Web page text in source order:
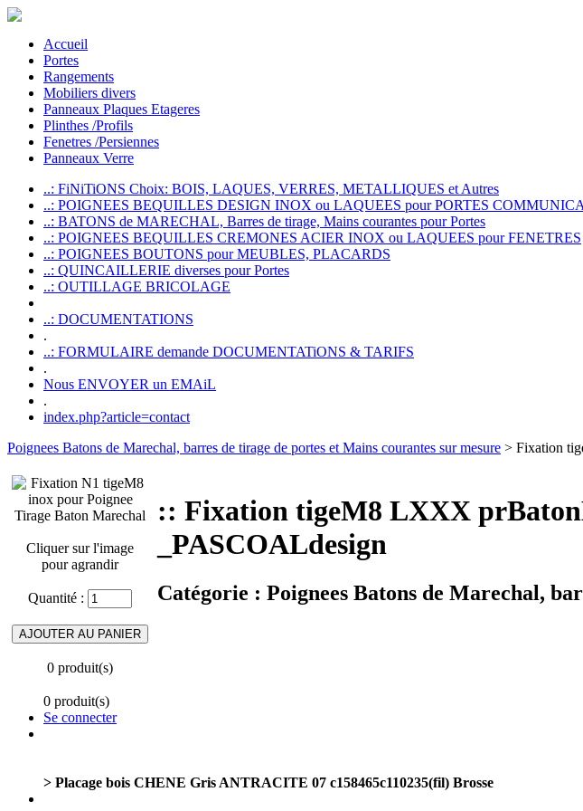
Accueil
Portes
Rangements
Mobiliers divers
Panneaux Plaques Etageres
Plinthes /Profils
Fenetres /Persiennes
Panneaux Verre
..: FiNiTiONS Choix: BOIS, LAQUES, VERRES, METALLIQUES et Autres
..: POIGNEES BEQUILLES DESIGN INOX ou LAQUEES pour PORTES
..: BATONS de MARECHAL, Barres de tirage, Mains courantes pour Portes
..: POIGNEES BEQUILLES CREMONES ACIER INOX ou LAQUEES pour FENETRES
..: POIGNEES BOUTONS pour MEUBLES, PLACARDS
..: QUINCAILLERIE diverses pour Portes
..: OUTILLAGE BRICOLAGE
..: DOCUMENTATIONS
.
..: FORMULAIRE demande DOCUMENTATiONS & TARIFS
.
Nous ENVOYER un EMAiL
.
index.php?article=contact
Poignees Batons de Marechal, barres de tirage de portes et Mains courantes sur mesure > Fixation
Cliquer sur l'image
pour agrandir
Quantité :
0 produit(s)
:: Fixation tigeM8 LXXX
_PASCOALdesign
Catégorie : Poignees Batons de Marechal,
0 produit(s)
Se connecter
> Placage bois CHENE Gris ANTRACITE 07 c158465c110235(fil) Brosse